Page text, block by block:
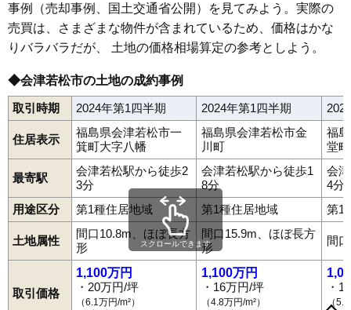
65 天寧寺町 12万円 731万円 6.3%
11万円
68 東山町石山 11万円
69 日吉町 11万円 668万円 6.8%
鶴賀町 9.9万円 835万円 0.9%
門田町御山 2.9%
72 門田町年貢町 8.4万円 527万円 0.3%
73
北会津町水季の
里
8.1万円 704万円 1.9%
74 河東町浅山 7.7万円 544万円 0.0%
75 真宮新町南 7.1万円 707万円 4.2%
河東町広田 565万円 3.4%
神指町南四合 477万円 -0.8%
事例（売却事例、国土交通省公開）を見てみよう。実際の
売買は、さまざまな物件が含まれているため、価格はかな
りバラバラだが、 土地の価格相場算定の参考としよう。
◆会津若松市の土地の成約事例
取引時期 2024年第1四半期 2024年第1四半期
住居表示
福島県会津若松市一
箕町大字八幡
福島県会津若松市金
川町
福
堂町
最寄駅
会津若松駅から徒歩2
3分
会津若松駅から徒歩1
8分
会
4分
用途区分
第1種住居地域 第1種住居地域 第1
土地属性
間口10.8m、ほぼ長方
形
間口15.9m、ほぼ長方
形
間
取引価格
1,100万円
・20万円/坪
（6.1万円/m²）
1,100万円
・16万円/坪
（4.8万円/m²）
・
（
スクロールできます
旭町飯盛石堂町 一箕町亀賀 一箕町鶴賀一箕町八幡
インター西駅前町大塚 大戸町芦牧 大戸町上三寄大町御旗町
金川町河東町浅山河東町金田河東町郡山
河東町広田 河東町南高野
北会津町蟹川
北会津町上米塚北会津町下米塚 北会津町水季の里
行仁町
慶山 神指町北四合
神指町南四合
高野町上高野高野町中沼 材木町栄町桜町五月町